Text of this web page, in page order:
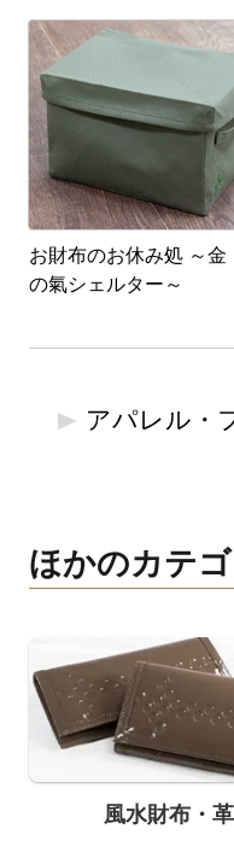
お財布のお休み処 ～金
の氣シェルター～
アパレル・
ほかのカテ
風水財布・